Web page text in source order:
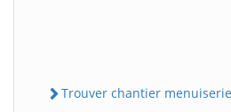
Trouver chantier menuiserie